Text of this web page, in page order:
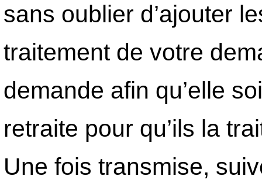
sans oublier d’ajouter
traitement de votre
demande afin qu’elle
retraite pour qu’ils la
Une fois transmise,